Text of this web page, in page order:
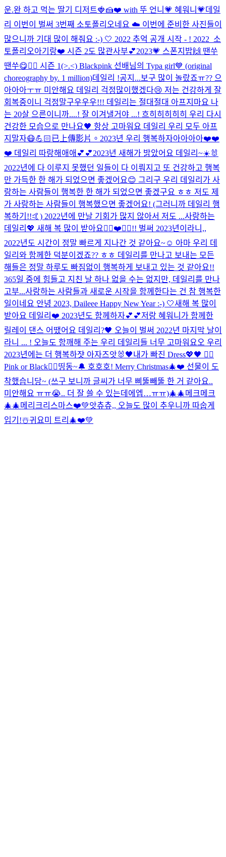
운.완 하고 먹는 딸기 디저트🍓🍰❤️ with 뚜 언니💗 혜워니💗데일
리 이번이 벌써 3번째 소토폴리오네요 ☁️ 이번에 준비한 사진들이
많으니까 기대 많이 해줘요 :-) 🤍 2022 추억 공개 시작 - ! 2022_소
토폴리오아기랑❤️ 시즌 2도 많관사부💕2023💗 스폰지밥🙌 땐쑤
땐쑤😋❤️‍🔥 시즌 1(>.<) Blackpink 선배님의 Typa girl💙 (original
choreography by. 1 million)데일리 !공지...보구 많이 놀랐죠ㅠ?? 으
아아아ㅜㅠ 미안해요 데일리 걱정많이했겠다😢 저는 건강하게 잘
회복중이니 걱정말구우우우!!! 데일리는 절대절대 아프지마요 나
는 20살 으른이니까....! 잘 이겨낼거야 ...! 흐히히히히히 우리 다시
건강한 모습으로 만나요🖤 항상 고마워요 데일리 우리 모두 아프
지말자😷💪🏻已上傳影片。 2023년 우리 행복하자아아아아❤️❤️
❤️ 데일리 따랑해애애💕💕2023년 새해가 밝았어요 데일리~☀️🐰
2022년에 다 이루지 못했던 일들이 다 이뤄지고 또 건강하고 행복
만 가득한 한 해가 되었으면 좋겠어요😊 그리구 우리 데일리가 사
랑하는 사람들이 행복한 한 해가 되었으면 좋겠구요 ㅎㅎ 저도 제
가 사랑하는 사람들이 행복했으면 좋겠어요! (그러니까 데일리 행
복하기!!🤙) 2022년에 만날 기회가 많지 않아서 저도 ...사랑하는
데일리💖 새해 복 많이 받아요👉🏻❤️👈🏻!! 벌써 2023년이라니,,
2022년도 시간이 정말 빠르게 지나간 것 같아요~☺️ 아마 우리 데
일리와 함께한 덕분이겠죠?? ㅎㅎ 데일리를 만나고 보내는 모든
해들은 정말 하루도 빠짐없이 행복하게 보내고 있는 것 같아요!!
365일 중에 힘들고 지친 날 하나 없을 수는 없지만, 데일리를 만나
고부...사랑하는 사람들과 새로운 시작을 함께한다는 건 참 행복한
일이네요 안녕 2023, Daileee Happy New Year :-) 🤍새해 복 많이
받아요 데일리❤️ 2023년도 함께하자💕💕저랑 혜워니가 함께한
릴레이 댄스 어땠어요 데일리?🖤 오늘이 벌써 2022년 마지막 날이
라니 ... ! 오늘도 함깨해 주는 우리 데일리들 너무 고마워요오 우리
2023년에는 더 행복하쟛 아자즈앗🐰🖤내가 빠진 Dress💖🖤 👉🏻
Pink or Black👈🏻띵동~🔔 호호호! Merry Christmas🎄❤️ 선물이 도
착했습니당~ (쓰구 보니까 글씨가 너무 삐뚤빼뚤 한 거 같아요..
미안해요 ㅠㅠ😭.. 더 잘 쓸 수 있는데에엡…ㅠㅠ)🎄🎄메크메크
🎄🎄메리크리스마스❤️💚앗츄츄,, 오늘도 많이 추우니까 따숩게
입기!☃️귀요미 트리🎄❤️💚